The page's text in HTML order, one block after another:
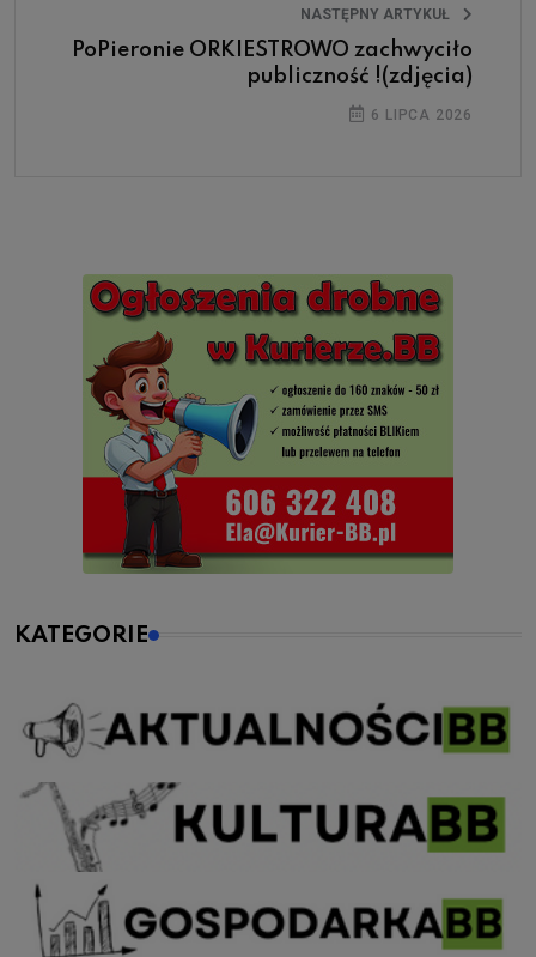
NASTĘPNY ARTYKUŁ
PoPieronie ORKIESTROWO zachwyciło
publiczność !(zdjęcia)
6 LIPCA 2026
KATEGORIE